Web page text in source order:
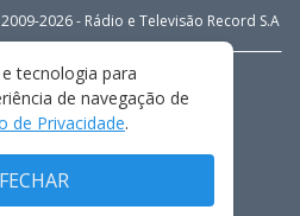
2026- Rádio e Televisão Record S.A
PRIVACIDADE
DE USO
tecnologia para
de navegação de
de Privacidade.
FECHAR